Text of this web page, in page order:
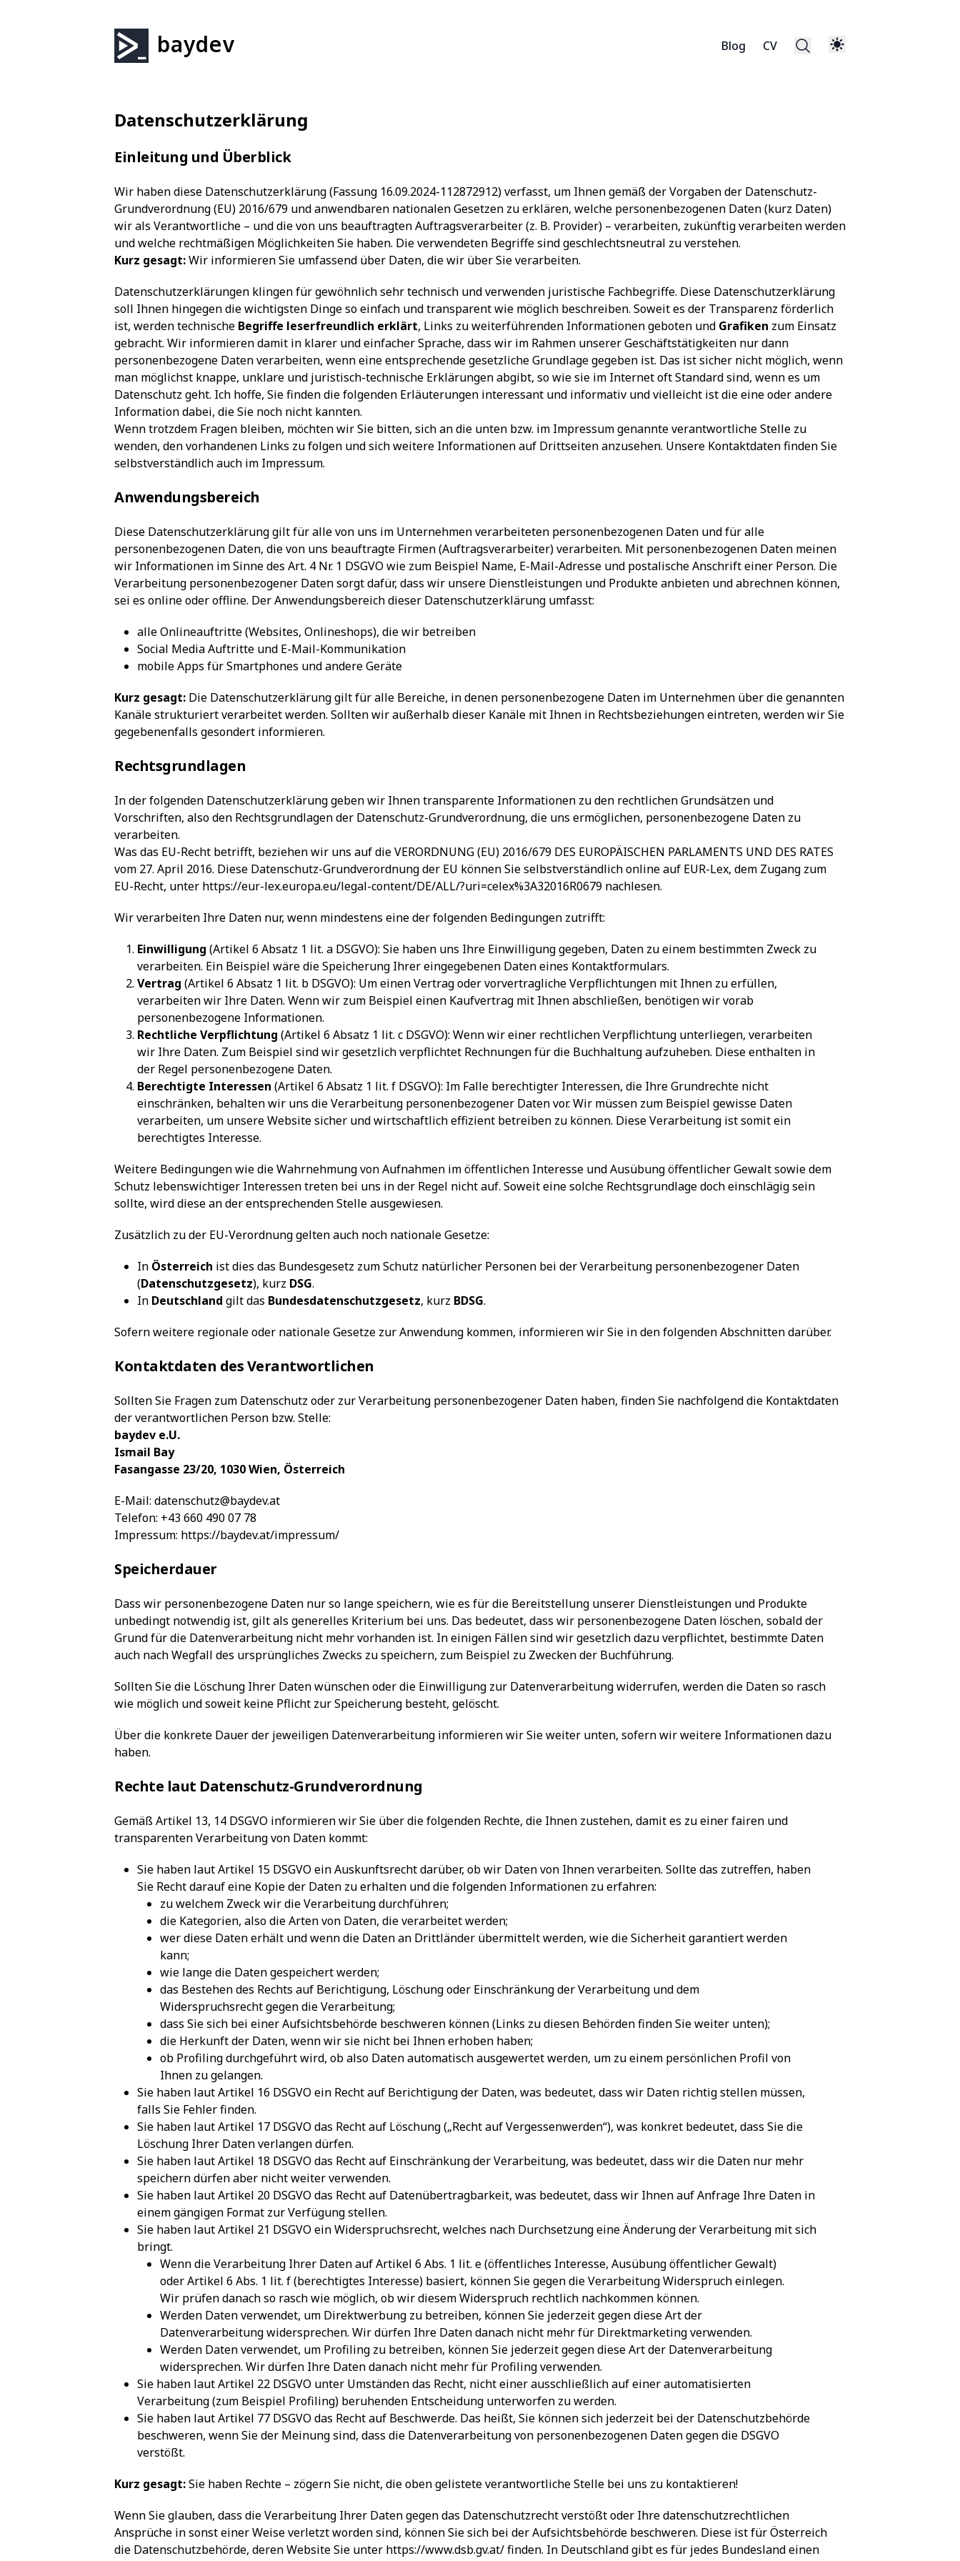
baydev Blog CV
Datenschutzerklärung
Einleitung und Überblick
Wir haben diese Datenschutzerklärung (Fassung 16.09.2024-112872912) verfasst, um Ihnen gemäß der Vorgaben der Datenschutz-
Grundverordnung (EU) 2016/679 und anwendbaren nationalen Gesetzen zu erklären, welche personenbezogenen Daten (kurz Daten)
wir als Verantwortliche – und die von uns beauftragten Auftragsverarbeiter (z. B. Provider) – verarbeiten, zukünftig verarbeiten werden
und welche rechtmäßigen Möglichkeiten Sie haben. Die verwendeten Begriffe sind geschlechtsneutral zu verstehen.
Kurz gesagt:Wir informieren Sie umfassend über Daten, die wir über Sie verarbeiten.
Datenschutzerklärungen klingen für gewöhnlich sehr technisch und verwenden juristische Fachbegriffe. Diese Datenschutzerklärung
soll Ihnen hingegen die wichtigsten Dinge so einfach und transparent wie möglich beschreiben. Soweit es der Transparenz förderlich
ist, werden technische Begriffe leserfreundlich erklärt, Links zu weiterführenden Informationen geboten und Grafiken zum Einsatz
gebracht. Wir informieren damit in klarer und einfacher Sprache, dass wir im Rahmen unserer Geschäftstätigkeiten nur dann
personenbezogene Daten verarbeiten, wenn eine entsprechende gesetzliche Grundlage gegeben ist. Das ist sicher nicht möglich, wenn
man möglichst knappe, unklare und juristisch-technische Erklärungen abgibt, so wie sie im Internet oft Standard sind, wenn es um
Datenschutz geht. Ich hoffe, Sie finden die folgenden Erläuterungen interessant und informativ und vielleicht ist die eine oder andere
Information dabei, die Sie noch nicht kannten.
Wenn trotzdem Fragen bleiben, möchten wir Sie bitten, sich an die unten bzw. im Impressum genannte verantwortliche Stelle zu
wenden, den vorhandenen Links zu folgen und sich weitere Informationen auf Drittseiten anzusehen. Unsere Kontaktdaten finden Sie
selbstverständlich auch im Impressum.
Anwendungsbereich
Diese Datenschutzerklärung gilt für alle von uns im Unternehmen verarbeiteten personenbezogenen Daten und für alle
personenbezogenen Daten, die von uns beauftragte Firmen (Auftragsverarbeiter) verarbeiten. Mit personenbezogenen Daten meinen
wir Informationen im Sinne des Art. 4 Nr. 1 DSGVO wie zum Beispiel Name, E-Mail-Adresse und postalische Anschrift einer Person. Die
Verarbeitung personenbezogener Daten sorgt dafür, dass wir unsere Dienstleistungen und Produkte anbieten und abrechnen können,
sei es online oder offline. Der Anwendungsbereich dieser Datenschutzerklärung umfasst:
alle Onlineauftritte (Websites, Onlineshops), die wir betreiben
Social Media Auftritte und E-Mail-Kommunikation
mobile Apps für Smartphones und andere Geräte
Kurz gesagt: Die Datenschutzerklärung gilt für alle Bereiche, in denen personenbezogene Daten im Unternehmen über die genannten
Kanäle strukturiert verarbeitet werden. Sollten wir außerhalb dieser Kanäle mit Ihnen in Rechtsbeziehungen eintreten, werden wir Sie
gegebenenfalls gesondert informieren.
Rechtsgrundlagen
In der folgenden Datenschutzerklärung geben wir Ihnen transparente Informationen zu den rechtlichen Grundsätzen und
Vorschriften, also den Rechtsgrundlagen der Datenschutz-Grundverordnung, die uns ermöglichen, personenbezogene Daten zu
verarbeiten.
Was das EU-Recht betrifft, beziehen wir uns auf die VERORDNUNG (EU) 2016/679 DES EUROPÄISCHEN PARLAMENTS UND DES RATES
vom 27. April 2016. Diese Datenschutz-Grundverordnung der EU können Sie selbstverständlich online auf EUR-Lex, dem Zugang zum
EU-Recht, unter https://eur-lex.europa.eu/legal-content/DE/ALL/?uri=celex%3A32016R0679 nachlesen.
Wir verarbeiten Ihre Daten nur, wenn mindestens eine der folgenden Bedingungen zutrifft:
Einwilligung (Artikel 6 Absatz 1 lit. a DSGVO): Sie haben uns Ihre Einwilligung gegeben, Daten zu einem bestimmten Zweck zu
verarbeiten. Ein Beispiel wäre die Speicherung Ihrer eingegebenen Daten eines Kontaktformulars.
Vertrag (Artikel 6 Absatz 1 lit. b DSGVO): Um einen Vertrag oder vorvertragliche Verpflichtungen mit Ihnen zu erfüllen,
verarbeiten wir Ihre Daten. Wenn wir zum Beispiel einen Kaufvertrag mit Ihnen abschließen, benötigen wir vorab
personenbezogene Informationen.
Rechtliche Verpflichtung (Artikel 6 Absatz 1 lit. c DSGVO): Wenn wir einer rechtlichen Verpflichtung unterliegen, verarbeiten
wir Ihre Daten. Zum Beispiel sind wir gesetzlich verpflichtet Rechnungen für die Buchhaltung aufzuheben. Diese enthalten in
der Regel personenbezogene Daten.
Berechtigte Interessen (Artikel 6 Absatz 1 lit. f DSGVO): Im Falle berechtigter Interessen, die Ihre Grundrechte nicht
einschränken, behalten wir uns die Verarbeitung personenbezogener Daten vor. Wir müssen zum Beispiel gewisse Daten
verarbeiten, um unsere Website sicher und wirtschaftlich effizient betreiben zu können. Diese Verarbeitung ist somit ein
berechtigtes Interesse.
Weitere Bedingungen wie die Wahrnehmung von Aufnahmen im öffentlichen Interesse und Ausübung öffentlicher Gewalt sowie dem
Schutz lebenswichtiger Interessen treten bei uns in der Regel nicht auf. Soweit eine solche Rechtsgrundlage doch einschlägig sein
sollte, wird diese an der entsprechenden Stelle ausgewiesen.
Zusätzlich zu der EU-Verordnung gelten auch noch nationale Gesetze:
In Österreich ist dies das Bundesgesetz zum Schutz natürlicher Personen bei der Verarbeitung personenbezogener Daten
(Datenschutzgesetz), kurz DSG.
In Deutschland gilt das Bundesdatenschutzgesetz, kurz BDSG.
Sofern weitere regionale oder nationale Gesetze zur Anwendung kommen, informieren wir Sie in den folgenden Abschnitten darüber.
Kontaktdaten des Verantwortlichen
Sollten Sie Fragen zum Datenschutz oder zur Verarbeitung personenbezogener Daten haben, finden Sie nachfolgend die Kontaktdaten
der verantwortlichen Person bzw. Stelle:
baydev e.U.
Ismail Bay
Fasangasse 23/20, 1030 Wien, Österreich
E-Mail: datenschutz@baydev.at
Telefon: +43 660 490 07 78
Impressum: https://baydev.at/impressum/
Speicherdauer
Dass wir personenbezogene Daten nur so lange speichern, wie es für die Bereitstellung unserer Dienstleistungen und Produkte
unbedingt notwendig ist, gilt als generelles Kriterium bei uns. Das bedeutet, dass wir personenbezogene Daten löschen, sobald der
Grund für die Datenverarbeitung nicht mehr vorhanden ist. In einigen Fällen sind wir gesetzlich dazu verpflichtet, bestimmte Daten
auch nach Wegfall des ursprüngliches Zwecks zu speichern, zum Beispiel zu Zwecken der Buchführung.
Sollten Sie die Löschung Ihrer Daten wünschen oder die Einwilligung zur Datenverarbeitung widerrufen, werden die Daten so rasch
wie möglich und soweit keine Pflicht zur Speicherung besteht, gelöscht.
Über die konkrete Dauer der jeweiligen Datenverarbeitung informieren wir Sie weiter unten, sofern wir weitere Informationen dazu
haben.
Rechte laut Datenschutz-Grundverordnung
Gemäß Artikel 13, 14 DSGVO informieren wir Sie über die folgenden Rechte, die Ihnen zustehen, damit es zu einer fairen und
transparenten Verarbeitung von Daten kommt:
Sie haben laut Artikel 15 DSGVO ein Auskunftsrecht darüber, ob wir Daten von Ihnen verarbeiten. Sollte das zutreffen, haben
Sie Recht darauf eine Kopie der Daten zu erhalten und die folgenden Informationen zu erfahren:
zu welchem Zweck wir die Verarbeitung durchführen;
die Kategorien, also die Arten von Daten, die verarbeitet werden;
wer diese Daten erhält und wenn die Daten an Drittländer übermittelt werden, wie die Sicherheit garantiert werden
kann;
wie lange die Daten gespeichert werden;
das Bestehen des Rechts auf Berichtigung, Löschung oder Einschränkung der Verarbeitung und dem
Widerspruchsrecht gegen die Verarbeitung;
dass Sie sich bei einer Aufsichtsbehörde beschweren können (Links zu diesen Behörden finden Sie weiter unten);
die Herkunft der Daten, wenn wir sie nicht bei Ihnen erhoben haben;
ob Profiling durchgeführt wird, ob also Daten automatisch ausgewertet werden, um zu einem persönlichen Profil von
Ihnen zu gelangen.
Sie haben laut Artikel 16 DSGVO ein Recht auf Berichtigung der Daten, was bedeutet, dass wir Daten richtig stellen müssen,
falls Sie Fehler finden.
Sie haben laut Artikel 17 DSGVO das Recht auf Löschung („Recht auf Vergessenwerden“), was konkret bedeutet, dass Sie die
Löschung Ihrer Daten verlangen dürfen.
Sie haben laut Artikel 18 DSGVO das Recht auf Einschränkung der Verarbeitung, was bedeutet, dass wir die Daten nur mehr
speichern dürfen aber nicht weiter verwenden.
Sie haben laut Artikel 20 DSGVO das Recht auf Datenübertragbarkeit, was bedeutet, dass wir Ihnen auf Anfrage Ihre Daten in
einem gängigen Format zur Verfügung stellen.
Sie haben laut Artikel 21 DSGVO ein Widerspruchsrecht, welches nach Durchsetzung eine Änderung der Verarbeitung mit sich
bringt.
Wenn die Verarbeitung Ihrer Daten auf Artikel 6 Abs. 1 lit. e (öffentliches Interesse, Ausübung öffentlicher Gewalt)
oder Artikel 6 Abs. 1 lit. f (berechtigtes Interesse) basiert, können Sie gegen die Verarbeitung Widerspruch einlegen.
Wir prüfen danach so rasch wie möglich, ob wir diesem Widerspruch rechtlich nachkommen können.
Werden Daten verwendet, um Direktwerbung zu betreiben, können Sie jederzeit gegen diese Art der
Datenverarbeitung widersprechen. Wir dürfen Ihre Daten danach nicht mehr für Direktmarketing verwenden.
Werden Daten verwendet, um Profiling zu betreiben, können Sie jederzeit gegen diese Art der Datenverarbeitung
widersprechen. Wir dürfen Ihre Daten danach nicht mehr für Profiling verwenden.
Sie haben laut Artikel 22 DSGVO unter Umständen das Recht, nicht einer ausschließlich auf einer automatisierten
Verarbeitung (zum Beispiel Profiling) beruhenden Entscheidung unterworfen zu werden.
Sie haben laut Artikel 77 DSGVO das Recht auf Beschwerde. Das heißt, Sie können sich jederzeit bei der Datenschutzbehörde
beschweren, wenn Sie der Meinung sind, dass die Datenverarbeitung von personenbezogenen Daten gegen die DSGVO
verstößt.
Kurz gesagt:Sie haben Rechte – zögern Sie nicht, die oben gelistete verantwortliche Stelle bei uns zu kontaktieren!
Wenn Sie glauben, dass die Verarbeitung Ihrer Daten gegen das Datenschutzrecht verstößt oder Ihre datenschutzrechtlichen
Ansprüche in sonst einer Weise verletzt worden sind, können Sie sich bei der Aufsichtsbehörde beschweren. Diese ist für Österreich
die Datenschutzbehörde, deren Website Sie unter https://www.dsb.gv.at/finden. In Deutschland gibt es für jedes Bundesland einen